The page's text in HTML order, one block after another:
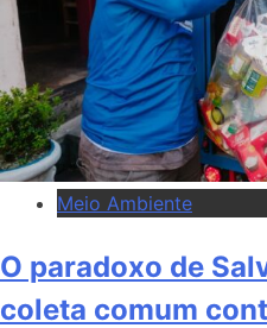
Meio Ambiente
O paradoxo de
coleta comum